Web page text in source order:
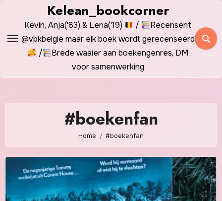
de
Kelean_bookcorner
Kevin, Anja('83) & Lena('19) /
Recensent
@vbkbelgie maar elk boek wordt gerecenseerd
/
Brede waaier aan boekengenres, DM
voor samenwerking
#boekenfan
Home #boekenfan